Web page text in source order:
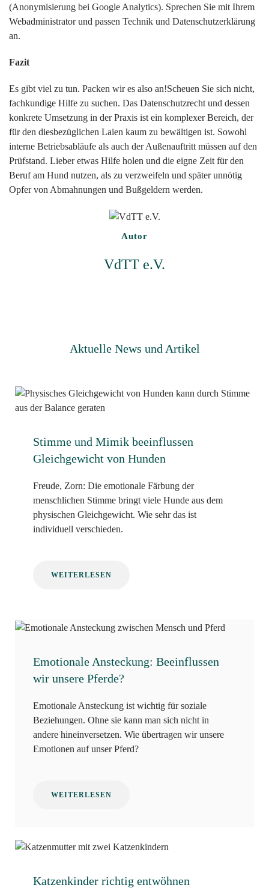
(Anonymisierung bei Google Analytics). Sprechen Sie mit Ihrem
Webadministrator und passen Technik und Datenschutzerklärung
an.
Fazit
Es gibt viel zu tun. Packen wir es also an!Scheuen Sie sich nicht,
fachkundige Hilfe zu suchen. Das Datenschutzrecht und dessen
konkrete Umsetzung in der Praxis ist ein komplexer Bereich, der
für den diesbezüglichen Laien kaum zu bewältigen ist. Sowohl
interne Betriebsabläufe als auch der Außenauftritt müssen auf den
Prüfstand. Lieber etwas Hilfe holen und die eigne Zeit für den
Beruf am Hund nutzen, als zu verzweifeln und später unnötig
Opfer von Abmahnungen und Bußgeldern werden.
Autor
VdTT e.V.
Aktuelle News und Artikel
Stimme und Mimik beeinflussen
Gleichgewicht von Hunden
Freude, Zorn: Die emotionale Färbung der
menschlichen Stimme bringt viele Hunde aus dem
physischen Gleichgewicht. Wie sehr das ist
individuell verschieden.
WEITERLESEN
Emotionale Ansteckung: Beeinflussen
wir unsere Pferde?
Emotionale Ansteckung ist wichtig für soziale
Beziehungen. Ohne sie kann man sich nicht in
andere hineinversetzen. Wie übertragen wir unsere
Emotionen auf unser Pferd?
WEITERLESEN
Katzenkinder richtig entwöhnen